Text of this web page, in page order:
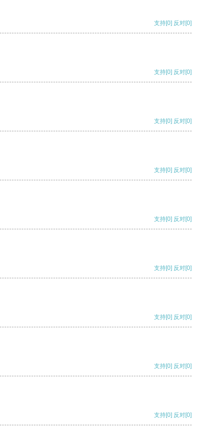
支持[0] 反对[0]
支持[0] 反对[0]
支持[0] 反对[0]
支持[0] 反对[0]
支持[0] 反对[0]
支持[0] 反对[0]
支持[0] 反对[0]
支持[0] 反对[0]
支持[0] 反对[0]